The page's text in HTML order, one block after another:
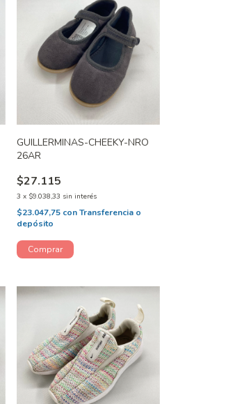
GUILLERMINAS-CHEEKY-NRO
26AR
$27.115
3 x $9.038,33 sin interés
$23.047,75 con Transferencia o
depósito